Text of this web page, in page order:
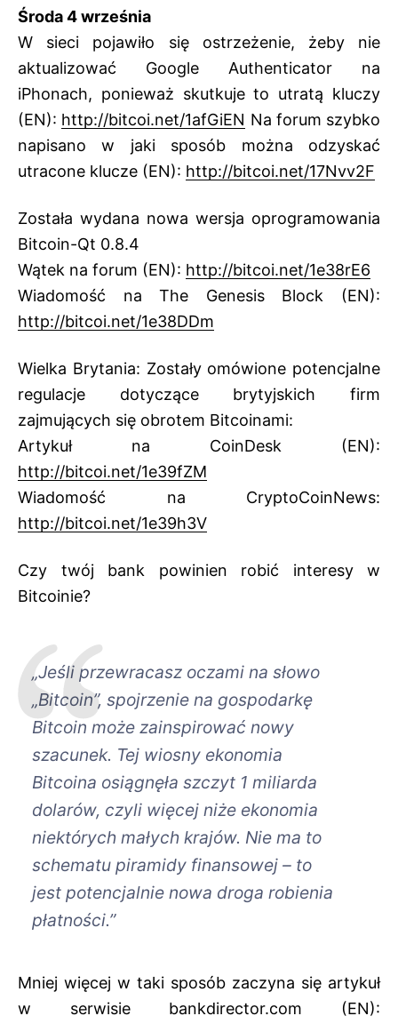
Środa 4 września
W sieci pojawiło się ostrzeżenie, żeby nie
aktualizować Google Authenticator na
iPhonach, ponieważ skutkuje to utratą kluczy
(EN): http://bitcoi.net/1afGiEN Na forum szybko
napisano w jaki sposób można odzyskać
utracone klucze (EN): http://bitcoi.net/17Nvv2F
Została wydana nowa wersja oprogramowania
Bitcoin-Qt 0.8.4
Wątek na forum (EN): http://bitcoi.net/1e38rE6
Wiadomość na The Genesis Block (EN):
http://bitcoi.net/1e38DDm
Wielka Brytania: Zostały omówione potencjalne
regulacje dotyczące brytyjskich firm
zajmujących się obrotem Bitcoinami:
Artykuł na CoinDesk (EN):
http://bitcoi.net/1e39fZM
Wiadomość na CryptoCoinNews:
http://bitcoi.net/1e39h3V
Czy twój bank powinien robić interesy w
Bitcoinie?
„Jeśli przewracasz oczami na słowo
„Bitcoin”, spojrzenie na gospodarkę
Bitcoin może zainspirować nowy
szacunek. Tej wiosny ekonomia
Bitcoina osiągnęła szczyt 1 miliarda
dolarów, czyli więcej niże ekonomia
niektórych małych krajów. Nie ma to
schematu piramidy finansowej – to
jest potencjalnie nowa droga robienia
płatności.”
Mniej więcej w taki sposób zaczyna się artykuł
w serwisie bankdirector.com (EN):